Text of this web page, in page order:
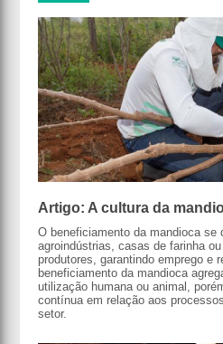
Artigo: A cultura da
O beneficiamento da mandioca se
agroindústrias, casas de farinha
produtores, garantindo emprego e
beneficiamento da mandioca
utilização humana ou animal,
contínua em relação aos
setor.